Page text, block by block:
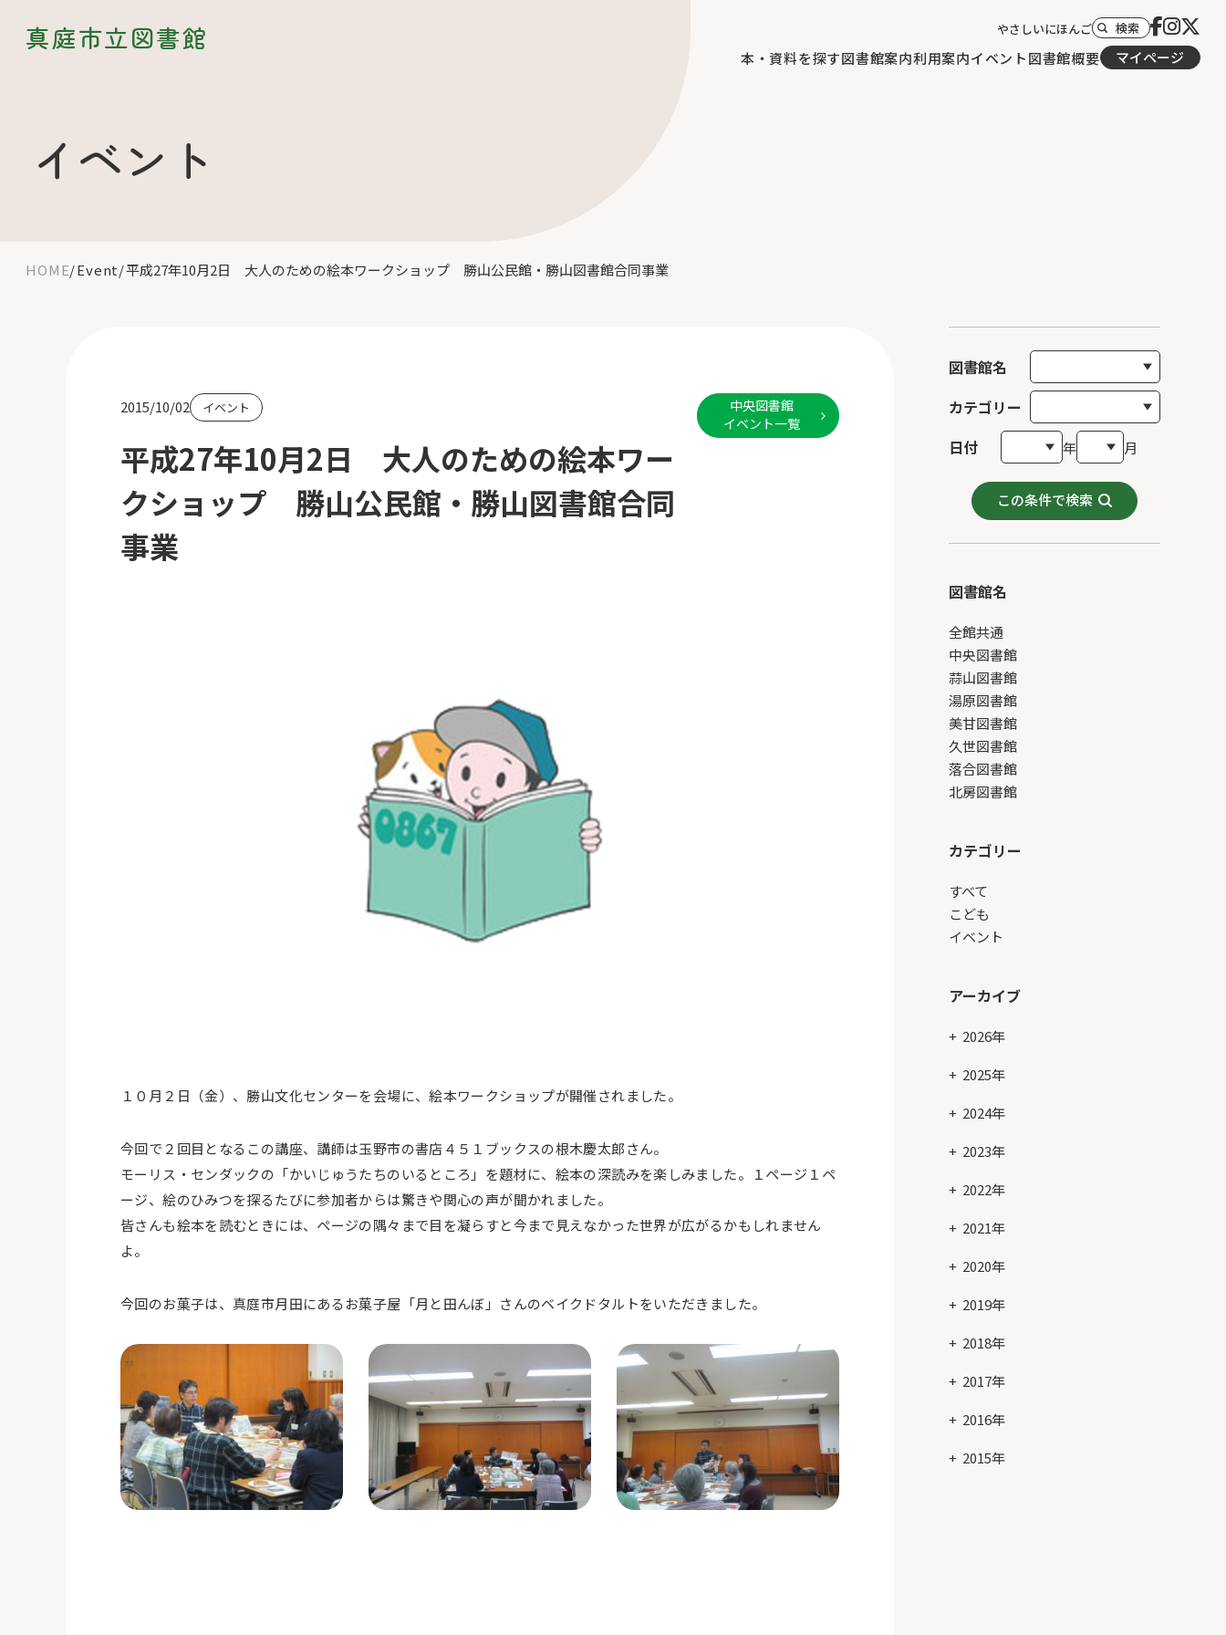
真庭市立図書館
本・資料を探す図書館案内利用案内イベント図書館概要 マイページ
やさしいにほんご 検索
イベント
HOME Event 平成27年10月2日 大人のための絵本ワークショップ 勝山公民館・勝山図書館合同事業
図書館名
カテゴリー
日付
年 月
この条件で検索
図書館名
全館共通
中央図書館
蒜山図書館
湯原図書館
美甘図書館
久世図書館
落合図書館
北房図書館
カテゴリー
すべて
こども
イベント
アーカイブ
2026年
2025年
2024年
2023年
2022年
2021年
2020年
2019年
2018年
2017年
2016年
2015年
2015/10/02 イベント
平成27年10月2日 大人のための絵本ワー
クショップ 勝山公民館・勝山図書館合同
事業
中央図書館
イベント一覧
１０月２日（金）、勝山文化センターを会場に、絵本ワークショップが開催されました。
今回で２回目となるこの講座、講師は玉野市の書店４５１ブックスの根木慶太郎さん。
モーリス・センダックの「かいじゅうたちのいるところ」を題材に、絵本の深読みを楽しみました。１ページ１ペ
ージ、絵のひみつを探るたびに参加者からは驚きや関心の声が聞かれました。
皆さんも絵本を読むときには、ページの隅々まで目を凝らすと今まで見えなかった世界が広がるかもしれません
よ。
今回のお菓子は、真庭市月田にあるお菓子屋「月と田んぼ」さんのベイクドタルトをいただきました。